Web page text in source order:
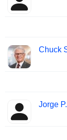
Chuck
Jorge